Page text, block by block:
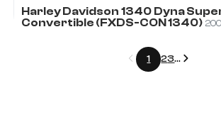
Harley Davidson 1340 Dyna
Convertible (FXDS-CON 1340)
Précédent
1 23... Suivant